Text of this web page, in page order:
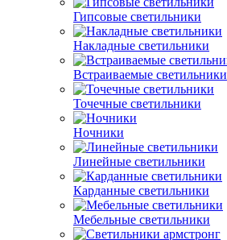
Гипсовые светильники
Накладные светильники
Встраиваемые светильники
Точечные светильники
Ночники
Линейные светильники
Карданные светильники
Мебельные светильники